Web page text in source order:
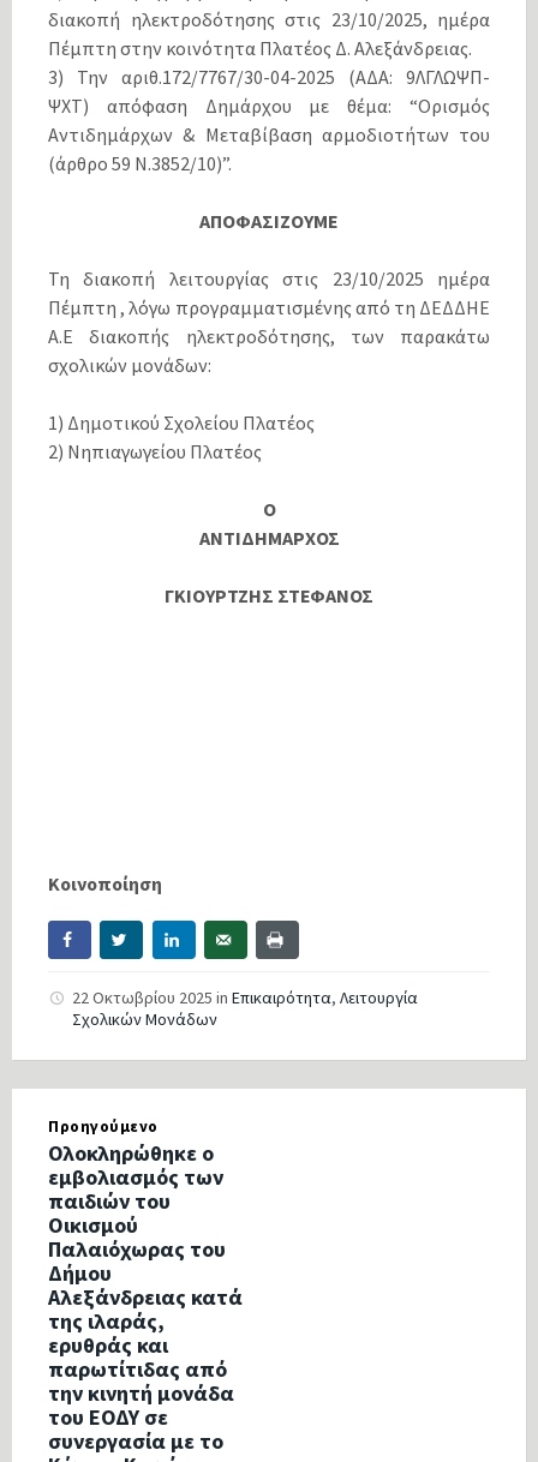
διακοπή ηλεκτροδότησης στις 23/10/2025, ημέρα
Πέμπτη στην κοινότητα Πλατέος Δ. Αλεξάνδρειας.
3) Την αριθ.172/7767/30-04-2025 (ΑΔΑ: 9ΛΓΛΩΨΠ-
ΨΧΤ) απόφαση Δημάρχου με θέμα: “Ορισμός
Αντιδημάρχων & Μεταβίβαση αρμοδιοτήτων του
(άρθρο 59 Ν.3852/10)”.
ΑΠΟΦΑΣΙΖΟΥΜΕ
Τη διακοπή λειτουργίας στις 23/10/2025 ημέρα
Πέμπτη , λόγω προγραμματισμένης από τη ΔΕΔΔΗΕ
Α.Ε διακοπής ηλεκτροδότησης, των παρακάτω
σχολικών μονάδων:
1) Δημοτικού Σχολείου Πλατέος
2) Νηπιαγωγείου Πλατέος
O
ΑΝΤΙΔΗΜΑΡΧΟΣ
ΓΚΙΟΥΡΤΖΗΣ ΣΤΕΦΑΝΟΣ
Κοινοποίηση
22 Οκτωβρίου 2025 in Επικαιρότητα, Λειτουργία
Σχολικών Μονάδων
Προηγούμενο
Ολοκληρώθηκε ο
εμβολιασμός των
παιδιών του
Οικισμού
Παλαιόχωρας του
Δήμου
Αλεξάνδρειας κατά
της ιλαράς,
ερυθράς και
παρωτίτιδας από
την κινητή μονάδα
του ΕΟΔΥ σε
συνεργασία με το